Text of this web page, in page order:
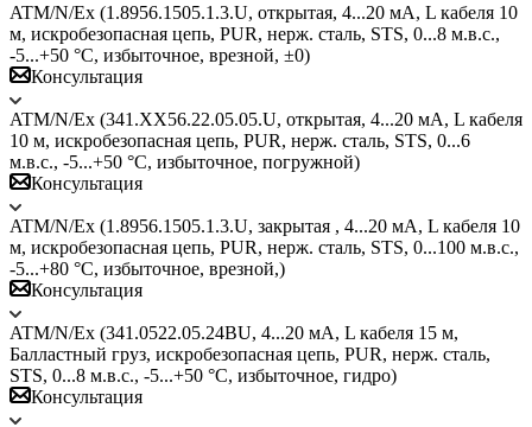
ATM/N/Ex (1.8956.1505.1.3.U, открытая, 4...20 мА, L кабеля 10
м, искробезопасная цепь, PUR, нерж. сталь, STS, 0...8 м.в.с.,
-5...+50 °C, избыточное, врезной, ±0)
Консультация
ATM/N/Ex (341.XX56.22.05.05.U, открытая, 4...20 мА, L кабеля
10 м, искробезопасная цепь, PUR, нерж. сталь, STS, 0...6
м.в.с., -5...+50 °C, избыточное, погружной)
Консультация
ATM/N/Ex (1.8956.1505.1.3.U, закрытая , 4...20 мА, L кабеля 10
м, искробезопасная цепь, PUR, нерж. сталь, STS, 0...100 м.в.с.,
-5...+80 °C, избыточное, врезной,)
Консультация
ATM/N/Ex (341.0522.05.24BU, 4...20 мА, L кабеля 15 м,
Балластный груз, искробезопасная цепь, PUR, нерж. сталь,
STS, 0...8 м.в.с., -5...+50 °C, избыточное, гидро)
Консультация